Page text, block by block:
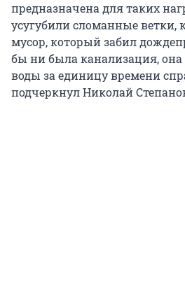
предназначена для таких
усугубили сломанные
мусор, который забил
бы ни была канализация,
воды за единицу времени
подчеркнул Николай